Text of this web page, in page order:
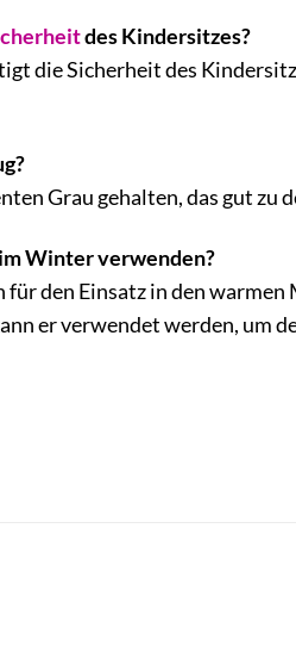
des Kindersitzes?
die Sicherheit des
Grau gehalten, das gut zu
Winter verwenden?
den Einsatz in den
er verwendet werden, um